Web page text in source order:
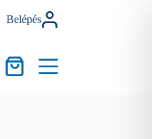
Belépés
Kosár